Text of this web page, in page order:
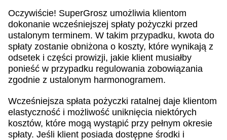
Oczywiście! SuperGrosz umożliwia klientom
dokonanie wcześniejszej spłaty pożyczki przed
ustalonym terminem. W takim przypadku, kwota do
spłaty zostanie obniżona o koszty, które wynikają z
odsetek i części prowizji, jakie klient musiałby
ponieść w przypadku regulowania zobowiązania
zgodnie z ustalonym harmonogramem.
Wcześniejsza spłata pożyczki ratalnej daje klientom
elastyczność i możliwość uniknięcia niektórych
kosztów, które mogą wystąpić przy pełnym okresie
spłaty. Jeśli klient posiada dostępne środki i